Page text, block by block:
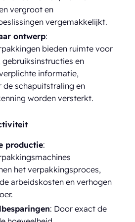
vergroot en
vergemakkelijkt.
ontwerp:
bieden ruimte voor
gebruiksinstructies en
informatie,
de schapuitstraling en
worden versterkt.
productie:
het verpakkingsproces,
arbeidskosten en verhogen
: Door exact de